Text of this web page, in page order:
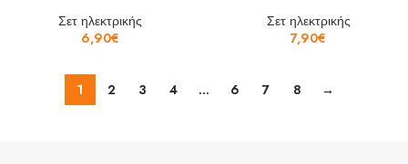
Σετ ηλεκτρικής
6,90€
Σετ ηλεκτρικής
7,90€
1 2 3 4 … 6 7 8 →